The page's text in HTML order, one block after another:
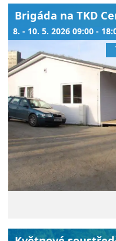
Brigáda na TKD
8. - 10. 5. 2026 09:00 -